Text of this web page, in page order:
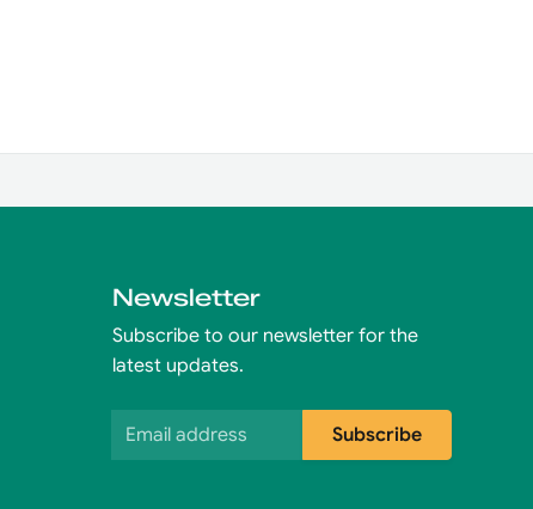
Newsletter
Subscribe to our newsletter for the
latest updates.
Email address Subscribe